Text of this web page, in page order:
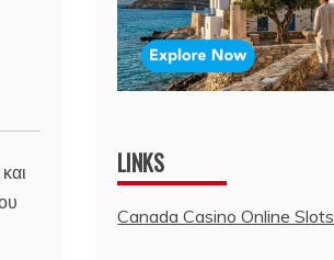
LINKS
Canada Casino Online Slots